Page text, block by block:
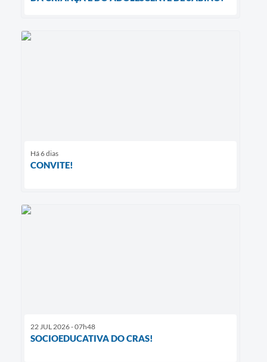
Há 6 dias
CONVITE!
22 JUL 2026 - 07h48
SOCIOEDUCATIVA DO CRAS!